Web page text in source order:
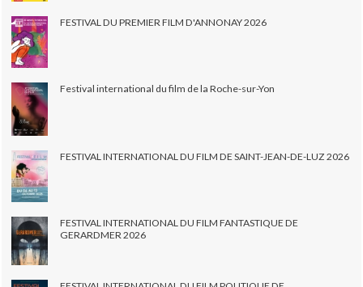
FESTIVAL DU PREMIER FILM D'ANNONAY 2026
Festival international du film de la Roche-sur-Yon
FESTIVAL INTERNATIONAL DU FILM DE SAINT-JEAN-DE-LUZ 2026
FESTIVAL INTERNATIONAL DU FILM FANTASTIQUE DE
GERARDMER 2026